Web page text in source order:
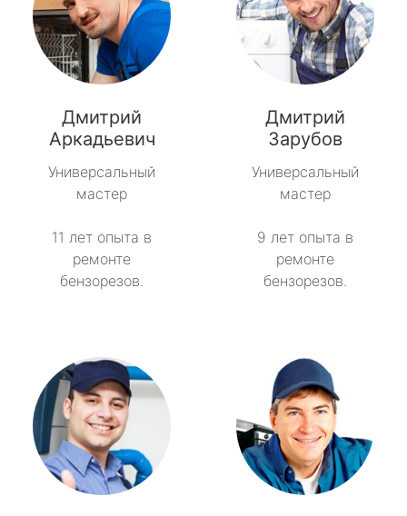
Дмитрий
Аркадьевич
Универсальный
мастер
11 лет опыта в
ремонте
бензорезов.
Дмитрий
Зарубов
Универсальный
мастер
9 лет опыта в
ремонте
бензорезов.